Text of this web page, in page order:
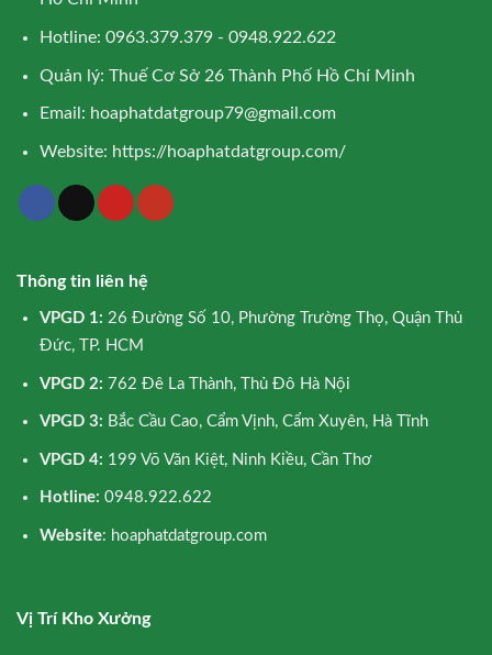
Hotline: 0963.379.379 - 0948.922.622
Quản lý: Thuế Cơ Sở 26 Thành Phố Hồ Chí Minh
Email: hoaphatdatgroup79@gmail.com
Website: https://hoaphatdatgroup.com/
Thông tin liên hệ
VPGD 1: 26 Đường Số 10, Phường Trường Thọ, Quận Thủ
Đức, TP. HCM
VPGD 2: 762 Đê La Thành, Thủ Đô Hà Nội
VPGD 3: Bắc Cầu Cao, Cẩm Vịnh, Cẩm Xuyên, Hà Tĩnh
VPGD 4: 199 Võ Văn Kiệt, Ninh Kiều, Cần Thơ
Hotline: 0948.922.622
Website: hoaphatdatgroup.com
Vị Trí Kho Xưởng